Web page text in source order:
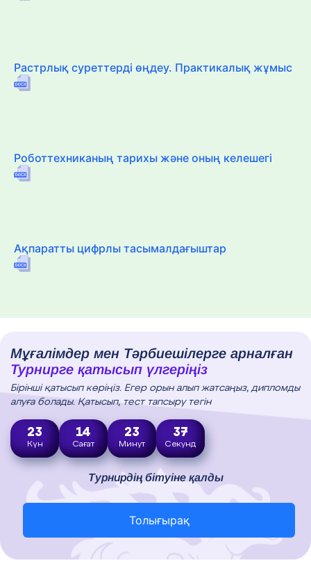
Растрлық суреттерді өңдеу. Практикалық жұмыс
Роботтехниканың тарихы және оның келешегі
Ақпаратты цифрлы тасымалдағыштар
Мұғалімдер мен Тәрбиешілерге арналған
Турнирге қатысып үлгеріңіз
Бірінші қатысып көріңіз. Егер орын алып жатсаңыз, дипломды
алуға болады. Қатысып, тест тапсыру тегін
23
Күн
14
Сағат
23
Минут
36
Секунд
Турнирдің бітуіне қалды
Толығырақ